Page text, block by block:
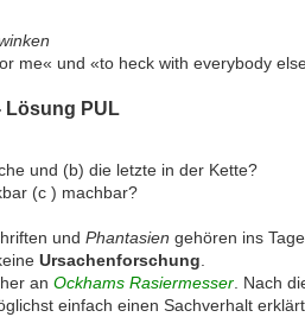
me« und «to heck with everybody
Lösung PUL
und (b) die letzte in der Kette?
(c ) machbar?
und Phantasien gehören ins
Ursachenforschung.
an Ockhams Rasiermesser. Nach
einfach einen Sachverhalt